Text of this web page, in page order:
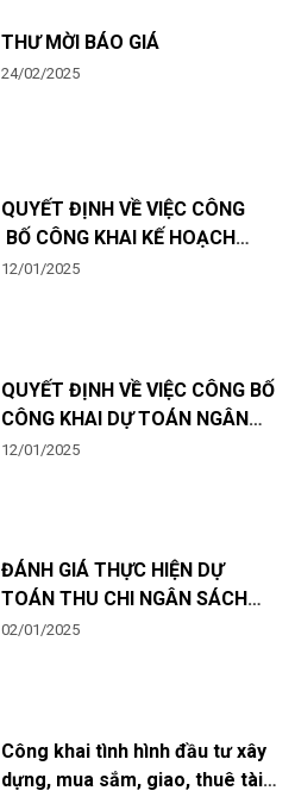
THƯ MỜI BÁO GIÁ
24/02/2025
QUYẾT ĐỊNH VỀ VIỆC CÔNG
BỐ CÔNG KHAI KẾ HOẠCH
MUA SẮM TÀI SẢN CÔNG NĂM
12/01/2025
QUYẾT ĐỊNH VỀ VIỆC CÔNG BỐ
CÔNG KHAI DỰ TOÁN NGÂN
SÁCH NĂM 2025 CỦA BỆNH
12/01/2025
ĐÁNH GIÁ THỰC HIỆN DỰ
TOÁN THU CHI NGÂN SÁCH
NĂM NĂM 2024
02/01/2025
Công khai tình hình đầu tư xây
dựng, mua sắm, giao, thuê tài